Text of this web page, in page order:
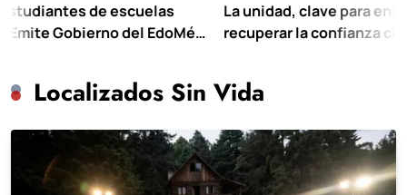
de escuelas
Gobierno del EdoMéx
La unidad, clave para enfrentar
recuperar la confianza
Localizados Sin Vida